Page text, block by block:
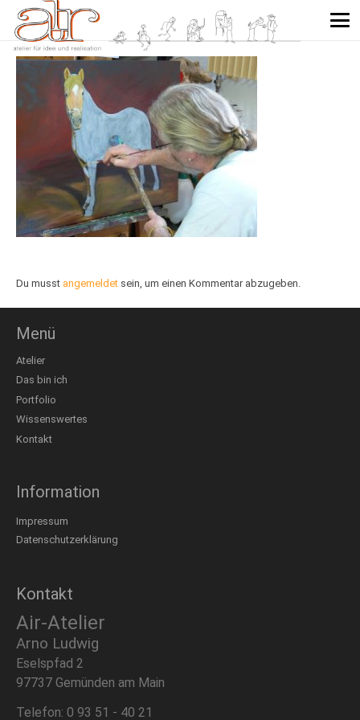
Du musst angemeldetsein, um einen Kommentar abzugeben.
Menü
Atelier
Das bin ich
Portfolio
Wissenswertes
Kontakt
Information
Impressum
Datenschutzerklärung
Kontakt
Air-Atelier
Arno Ludwig
Eselspfad 2
97737 Gemünden am Main
Telefon: 0 93 51 - 40 21